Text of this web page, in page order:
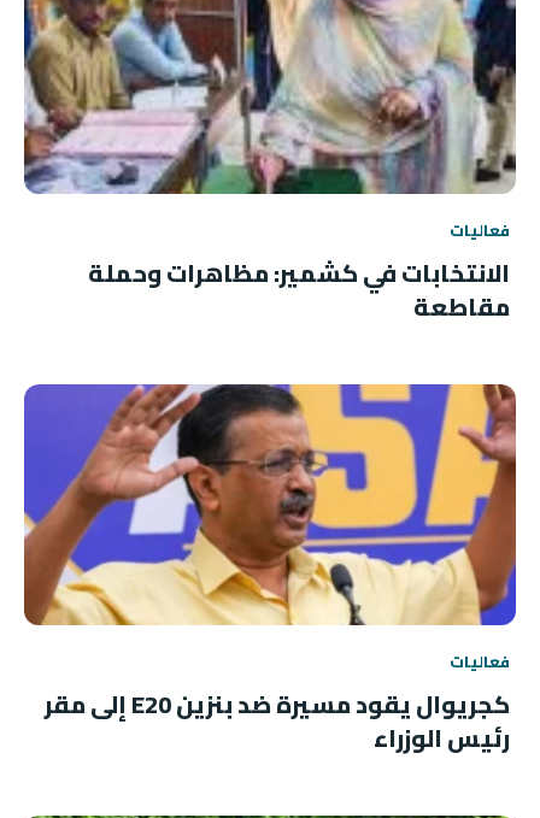
فعاليات
الانتخابات في كشمير: مظاهرات وحملة
مقاطعة
فعاليات
كجريوال يقود مسيرة ضد بنزين E20 إلى مقر
رئيس الوزراء